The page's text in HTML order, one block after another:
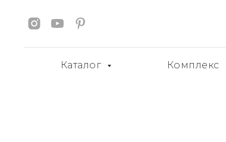
Каталог Комплекс